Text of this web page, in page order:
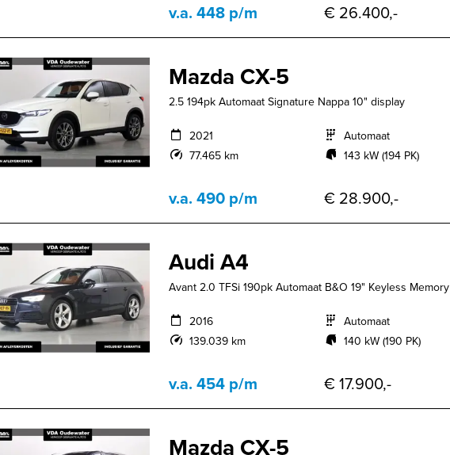
v.a. 448 p/m € 26.400,-
Mazda CX-5
2.5 194pk Automaat Signature Nappa 10" display
2021
77.465 km
Automaat
143 kW (194 PK)
v.a. 490 p/m € 28.900,-
Audi A4
Avant 2.0 TFSi 190pk Automaat B&O 19" Keyless Memory
2016
139.039 km
Automaat
140 kW (190 PK)
v.a. 454 p/m € 17.900,-
Mazda CX-5